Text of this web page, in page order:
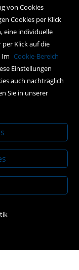
von Cookies
Cookies per Klick
eine individuelle
per Klick auf die
Im Cookie-Bereich
Einstellungen
auch nachträglich
Sie in unserer